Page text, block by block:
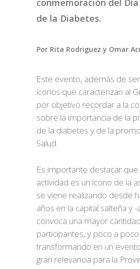
conmemoración del
de la Diabetes.
Por Rita Rodriguez y Omar
Este evento, además de
íconos que caracterizan al
por objetivo recordar a la
sobre la importancia de la
de la diabetes y de la
Salud.
Es importante destacar que
actividad es un ícono de la
se viene realizando desde
años en la capital salteña y
convoca una mayor
participantes, y poco a
transformando en un
gran relevancia para la